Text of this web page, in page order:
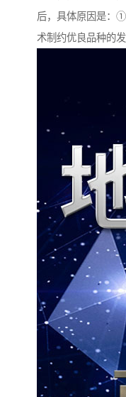
后，具体原因是：
术制约优良品种的